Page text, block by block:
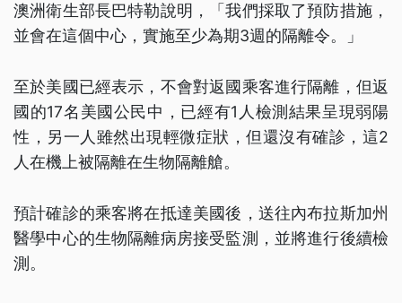
澳洲衛生部長巴特勒說明，「我們採取了預防措施，
並會在這個中心，實施至少為期3週的隔離令。」
至於美國已經表示，不會對返國乘客進行隔離，但返
國的17名美國公民中，已經有1人檢測結果呈現弱陽
性，另一人雖然出現輕微症狀，但還沒有確診，這2
人在機上被隔離在生物隔離艙。
預計確診的乘客將在抵達美國後，送往內布拉斯加州
醫學中心的生物隔離病房接受監測，並將進行後續檢
測。